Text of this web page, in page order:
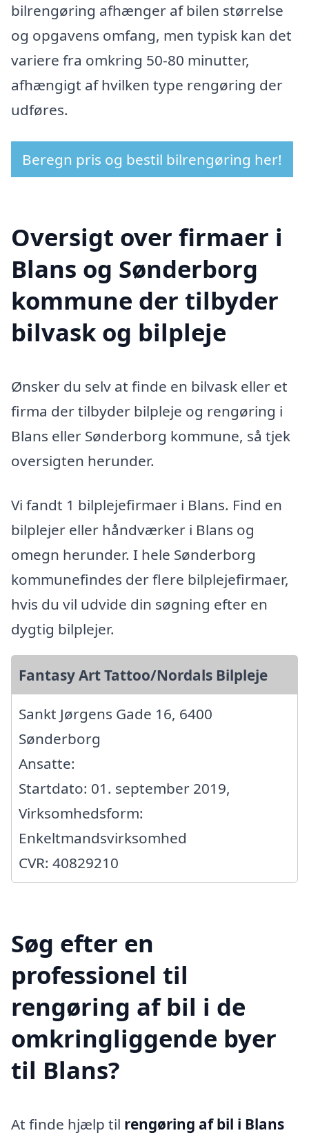
bilrengøring afhænger af bilen størrelse
og opgavens omfang, men typisk kan det
variere fra omkring 50-80 minutter,
afhængigt af hvilken type rengøring der
udføres.
Beregn pris og bestil bilrengøring her!
Oversigt over firmaer i
Blans og Sønderborg
kommune der tilbyder
bilvask og bilpleje
Ønsker du selv at finde en bilvask eller et
firma der tilbyder bilpleje og rengøring i
Blans eller Sønderborg kommune, så tjek
oversigten herunder.
Vi fandt 1 bilplejefirmaer i Blans. Find en
bilplejer eller håndværker i Blans og
omegn herunder. I hele Sønderborg
kommunefindes der flere bilplejefirmaer,
hvis du vil udvide din søgning efter en
dygtig bilplejer.
Fantasy Art Tattoo/Nordals Bilpleje
Sankt Jørgens Gade 16, 6400
Sønderborg
Ansatte:
Startdato: 01. september 2019,
Virksomhedsform:
Enkeltmandsvirksomhed
CVR: 40829210
Søg efter en
professionel til
rengøring af bil i de
omkringliggende byer
til Blans?
At finde hjælp til rengøring af bil i Blans